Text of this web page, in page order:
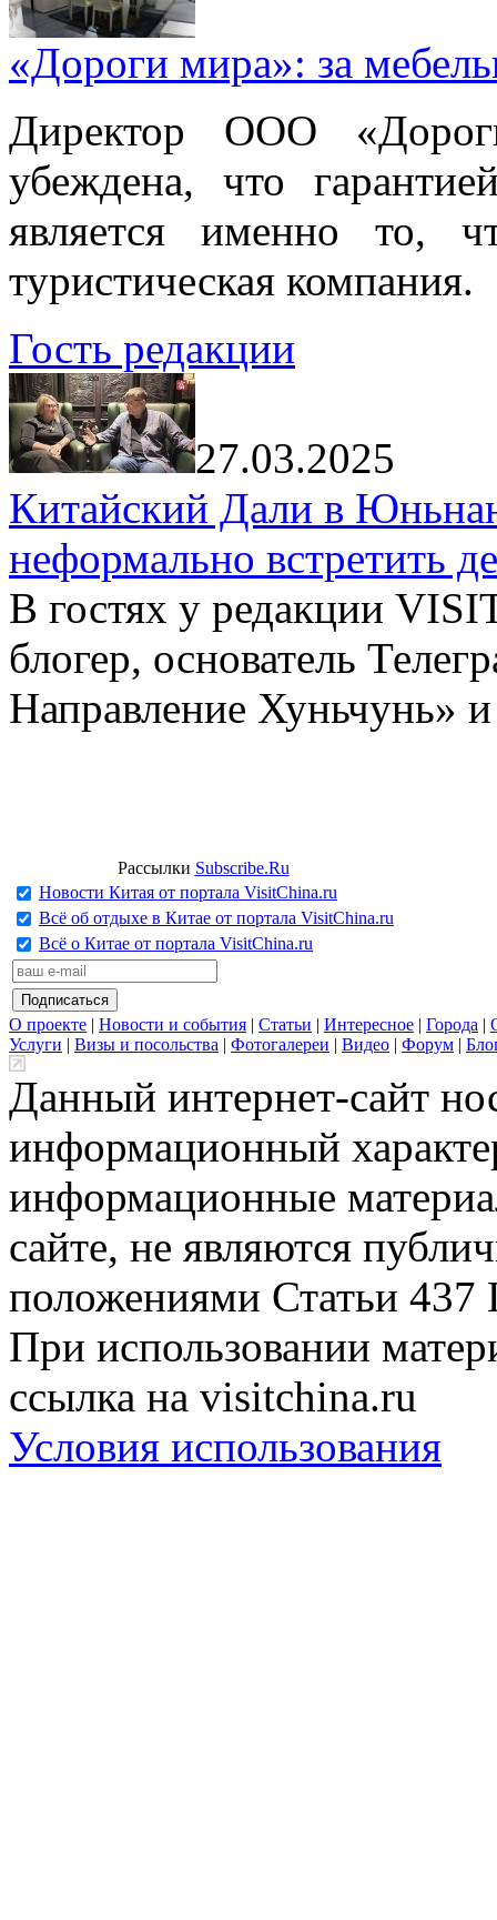
«Дороги мира»: за
Директор ООО
убеждена, что
является именно то,
туристическая компания.
Гость редакции
27.03.2025
Китайский Дали в
неформально встретить
В гостях у редакции
блогер, основатель
Направление Хуньчунь»
Рассылки Subscribe.Ru
Новости Китая от портала VisitChina.ru
Всё об отдыхе в Китае от портала VisitChina.ru
Всё о Китае от портала VisitChina.ru
О проекте | Новости и события | Статьи | Интересное | Города |
Услуги | Визы и посольства | Фотогалереи | Видео | Форум |
Данный интернет-сайт
информационный
информационные
сайте, не являются
положениями Статьи 437
При использовании
ссылка на visitchina.ru
Условия использования